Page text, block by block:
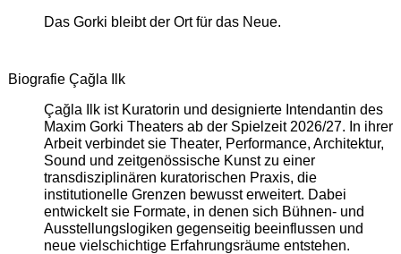
Das Gorki bleibt der Ort für das Neue.
Biografie Çağla Ilk
Çağla Ilk ist Kuratorin und designierte Intendantin des
Maxim Gorki Theaters ab der Spielzeit 2026/27. In ihrer
Arbeit verbindet sie Theater, Performance, Architektur,
Sound und zeitgenössische Kunst zu einer
transdisziplinären kuratorischen Praxis, die
institutionelle Grenzen bewusst erweitert. Dabei
entwickelt sie Formate, in denen sich Bühnen- und
Ausstellungslogiken gegenseitig beeinflussen und
neue vielschichtige Erfahrungsräume entstehen.